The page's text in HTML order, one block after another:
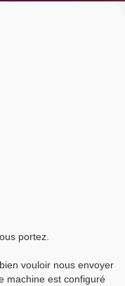
portez.
vouloir nous envoyer
machine est configuré